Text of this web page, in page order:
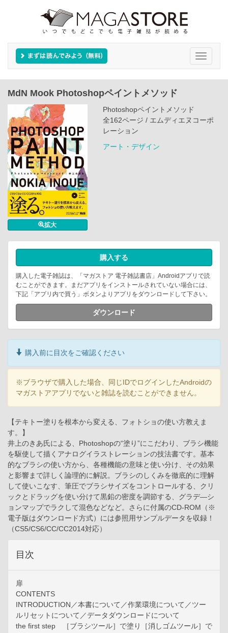
Toggle
MdN Mook Photoshopペイントメソッド
拡大
Photoshopペイントメソッド
全162ページ / エムディエヌコーポ
レーション
アート・デザイン
購入する
購入した電子雑誌は、「マガストア 電子雑誌書店」Androidアプリで読
むことができます。まだアプリをインストールされていない場合には、
下記「アプリ内で買う」ボタンよりアプリをダウンロードして下さい。
ダウンロード
購入前に目次をご確認ください
※ブラウザで購入した場合、同じIDでログインしたAndroidの
マガストアアプリでないと雑誌を読むことができません。
【テキトー塗りを根本から変える、フォトショの使い方教えま
す。】
井上のきあ氏による、Photoshopの“塗り”にこだわり、ブラシ機能
を駆使して描くアナログイラストレーションの技法書です。基本
的なブラシの使い方から、各種機能の意味と使い分け、その効果
と影響まで詳しく論理的に解説。ブラシのしくみを徹底的に理解
して使いこなす、筆圧でブラシサイズをコントロールする、クリ
ックとドラッグを使い分けて黒鉛の密度を調節する、グラデ―シ
ョンマップでラクして混色などなど。さらに付属のCD-ROM（※
電子版はダウンロード方式）には参照用サンプルデータを収録！
（CS5/CS6/CC/CC2014対応）
目次
扉
CONTENTS
INTRODUCTION／本書について／作業環境について／ツー
ルリセットについて／データダウンロードについて
the first step ［ブラシツール］で塗り［消しゴムツール］で